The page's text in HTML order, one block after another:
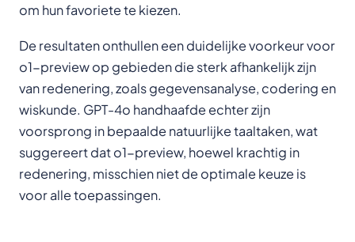
om hun favoriete te kiezen.
De resultaten onthullen een duidelijke voorkeur voor
o1-preview op gebieden die sterk afhankelijk zijn
van redenering, zoals gegevensanalyse, codering en
wiskunde. GPT-4o handhaafde echter zijn
voorsprong in bepaalde natuurlijke taaltaken, wat
suggereert dat o1-preview, hoewel krachtig in
redenering, misschien niet de optimale keuze is
voor alle toepassingen.